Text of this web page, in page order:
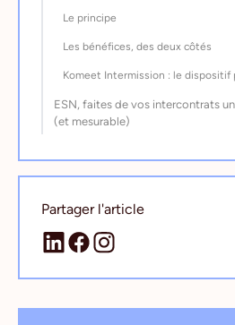
Le principe
Les bénéfices, des deux côtés
Komeet Intermission : le dispositif
ESN, faites de vos intercontrats
(et mesurable)
Partager l'article